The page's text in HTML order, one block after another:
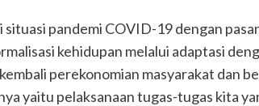
situasi pandemi COVID-19 dengan
kehidupan melalui adaptasi
perekonomian masyarakat dan
yaitu pelaksanaan tugas-tugas kita